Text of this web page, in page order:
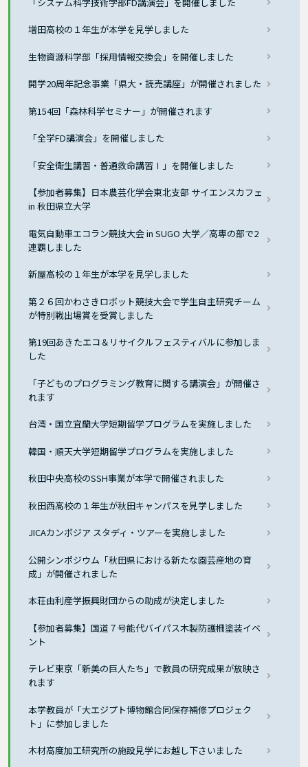
増田高校の１年生が本学を見学しました
生物資源科学部「採用情報交換会」を開催しました
開学20周年記念事業「県大・読売講座」が開催されました
第154回「森林科学セミナー」が開催されます
「全学FD講演会」を開催しました
「安全衛生講習・普通救命講習Ⅰ」を開催しました
【参加者募集】日本農芸化学会東北支部 サイエンスカフェ
in 秋田県立大学
電気自動車エコラン競技大会 in SUGO 大学／高専の部で2
連覇しました
新屋高校の１年生が本学を見学しました
第２６回かわさきロボット競技大会で学生自主研究チーム
が特別戦出場賞を受賞しました
第19回あきたエコ＆リサイクルフェスティバルに参加しま
した
「子どものプログラミング教育に関する講演会」が開催さ
れます
台湾・国立宜蘭大学短期留学プログラムを実施しました
韓国・順天大学短期留学プログラムを実施しました
秋田中央高校のSSH事業が本学で開催されました
秋田西高校の１年生が秋田キャンパスを見学しました
JICAカンボジア スタディ・ツアーを実施しました
公開シンポジウム「秋田県における新たな園芸産地の育
成」が開催されました
本荘由利産学振興財団からの助成が決定しました
【参加者募集】国道７号能代バイパス木製防護柵塗装イベ
ント
テレビ東京「新美の巨人たち」で教員の研究成果が放映さ
れます
本学教員が「大エジプト博物館合同保存補修プロジェク
ト」に参加しました
木材高度加工研究所の施設見学にお越し下さいました